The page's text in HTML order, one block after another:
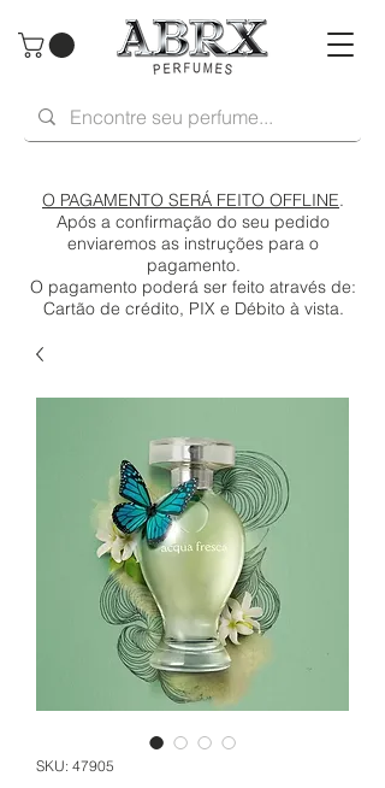
O PAGAMENTO SERÁ FEITO OFFLINE.
Após a confirmação do seu pedido
enviaremos as instruções para o
pagamento.
O pagamento poderá ser feito através de:
Cartão de crédito, PIX e Débito à vista.
SKU: 47905